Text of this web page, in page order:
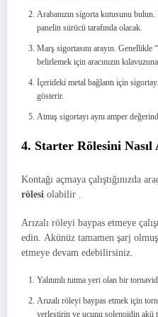
Arabanızın sigorta kutusunu bulun.
panelin sürücü tarafında olacak.
Marş sigortasını arayın.
belirlemek için aracınızın
İçerideki metal bağlantı için
gösterir.
Atmış sigortayı aynı amper
4. Starter Rölesini Nasıl
Kontağı açmaya çalıştığınızda
rölesi olabilir .
Arızalı röleyi baypas etmeye
edin. Akünüz tamamen şarj
etmeye devam edebilirsiniz.
Yalıtımlı tutma yeri olan bir
Arızalı röleyi baypas etmek için
yerleştirin ve ucunu solenoidin akü